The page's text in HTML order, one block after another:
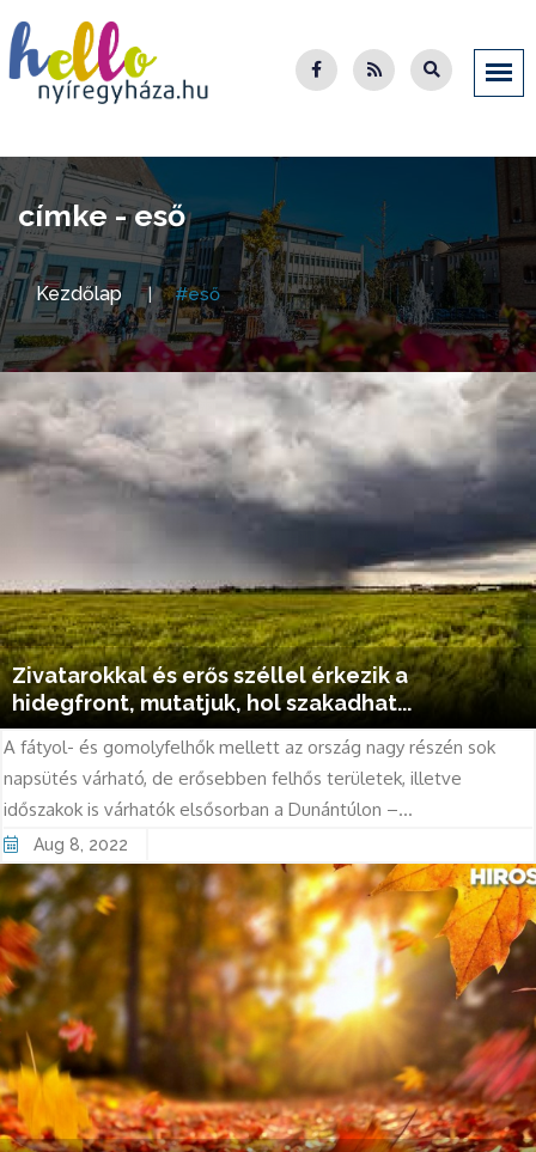
címke - eső
Kezdőlap #eső
Zivatarokkal és erős széllel érkezik a
hidegfront, mutatjuk, hol szakadhat...
A fátyol- és gomolyfelhők mellett az ország nagy részén sok
napsütés várható, de erősebben felhős területek, illetve
időszakok is várhatók elsősorban a Dunántúlon –...
Aug 8, 2022